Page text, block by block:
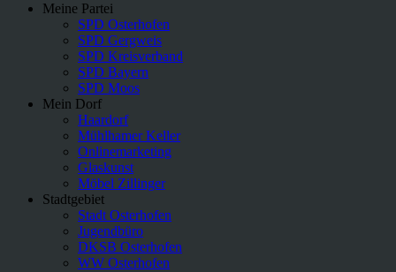
Meine Partei
SPD Osterhofen
SPD Gergweis
SPD Kreisverband
SPD Bayern
SPD Moos
Mein Dorf
Haardorf
Mühlhamer Keller
Onlinemarketing
Glaskunst
Möbel Zillinger
Stadtgebiet
Stadt Osterhofen
Jugendbüro
DKSB Osterhofen
WW Osterhofen